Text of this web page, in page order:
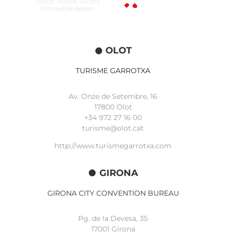
OLOT
TURISME GARROTXA
Av. Onze de Setembre, 16
17800 Olot
+34 972 27 16 00
turisme@olot.cat
http://www.turismegarrotxa.com
GIRONA
GIRONA CITY CONVENTION BUREAU
Pg. de la Devesa, 35
17001 Girona